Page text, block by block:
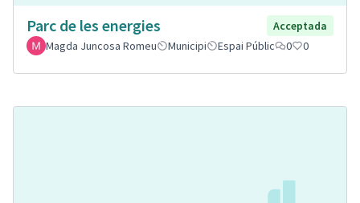
Parc de les energies
Acceptada
Magda Juncosa Romeu
Municipi Espai Públic 0 0